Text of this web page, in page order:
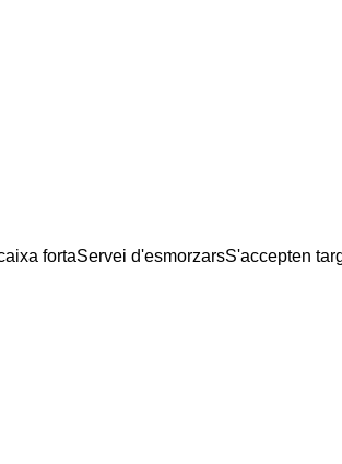
fortaServei d'esmorzarsS'accepten